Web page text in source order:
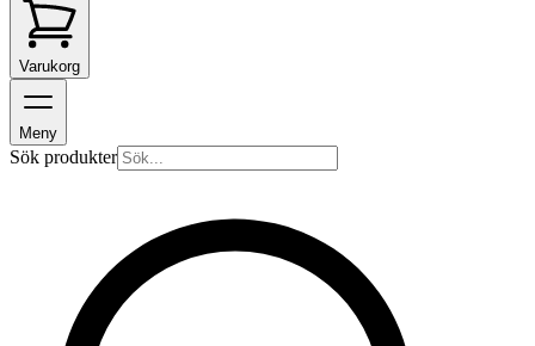
Varukorg
Meny
Sök produkter